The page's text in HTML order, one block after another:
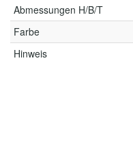
Abmessungen H/B/T
Farbe
Hinweis